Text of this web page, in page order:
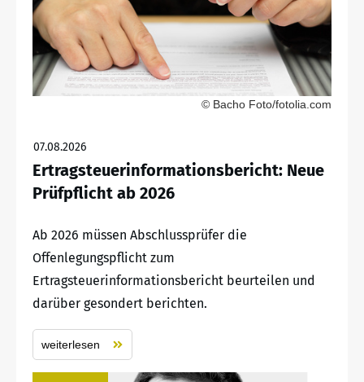
© Bacho Foto/fotolia.com
07.08.2026
Ertragsteuerinformationsbericht: Neue
Prüfpflicht ab 2026
Ab 2026 müssen Abschlussprüfer die
Offenlegungspflicht zum
Ertragsteuerinformationsbericht beurteilen und
darüber gesondert berichten.
weiterlesen